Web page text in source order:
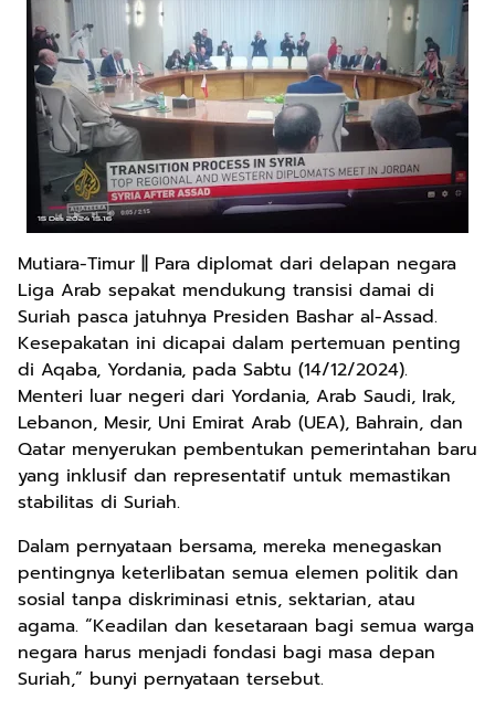
Mutiara-Timur || Para diplomat dari delapan negara
Liga Arab sepakat mendukung transisi damai di
Suriah pasca jatuhnya Presiden Bashar al-Assad.
Kesepakatan ini dicapai dalam pertemuan penting
di Aqaba, Yordania, pada Sabtu (14/12/2024).
Menteri luar negeri dari Yordania, Arab Saudi, Irak,
Lebanon, Mesir, Uni Emirat Arab (UEA), Bahrain, dan
Qatar menyerukan pembentukan pemerintahan baru
yang inklusif dan representatif untuk memastikan
stabilitas di Suriah.
Dalam pernyataan bersama, mereka menegaskan
pentingnya keterlibatan semua elemen politik dan
sosial tanpa diskriminasi etnis, sektarian, atau
agama. “Keadilan dan kesetaraan bagi semua warga
negara harus menjadi fondasi bagi masa depan
Suriah,” bunyi pernyataan tersebut.